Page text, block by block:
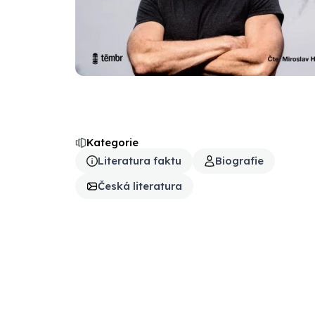
Kategorie
Literatura faktu
Biografie
Česká literatura